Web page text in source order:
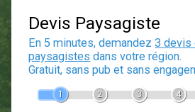
Devis Paysagiste
En 5 minutes, demandez